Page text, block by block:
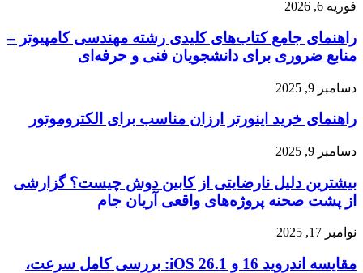
platinum
8470q
oem
راهنمای
کتاب‌های
کلیدی
رشته
مهندسی
کامپیوتر
منابع
ضروری
برای
فنی
و
فوریه 6, 2026
راهنمای جامع کتاب‌های کلیدی رشته مهندسی کامپیوتر –
منابع ضروری برای دانشجویان فنی و حرفه‌ای
راهنمای
اینورتر
مناسب
الکتروموتور
دسامبر 9, 2025
راهنمای خرید اینورتر ارزان مناسب برای الکتروموتور
بیشترین
نارضایتی
از
کابین
دوش
چیست؟
گزارشی
دسامبر 9, 2025
بیشترین دلیل نارضایتی از کابین دوش چیست؟ گزارشی
از پشت صحنه پروژه‌های واقعی آریان جام
مقایسه
16
نوامبر 17, 2025
مقایسه اندروید 16 و iOS 26.1: بررسی کامل سرعت،